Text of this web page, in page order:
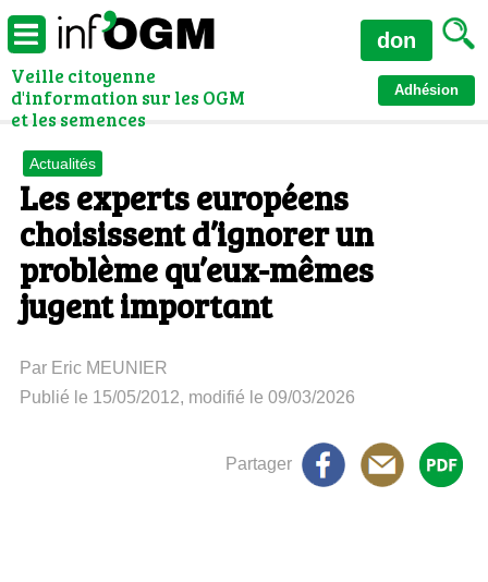
Veille citoyenne
d'information sur les OGM
et les semences
Adhésion
don
Actualités
Les experts européens
choisissent d’ignorer un
problème qu’eux-mêmes
jugent important
Par Eric MEUNIER
Publié le 15/05/2012, modifié le 09/03/2026
Partager